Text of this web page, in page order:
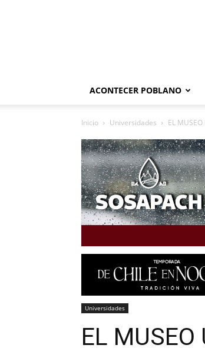
ACONTECER POBLANO
Inicio Universidades EL MUSEO
Universidades
EL